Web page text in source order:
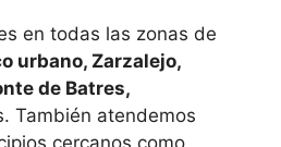
en todas las zonas de
urbano, Zarzalejo,
de Batres,
También atendemos
cercanos como